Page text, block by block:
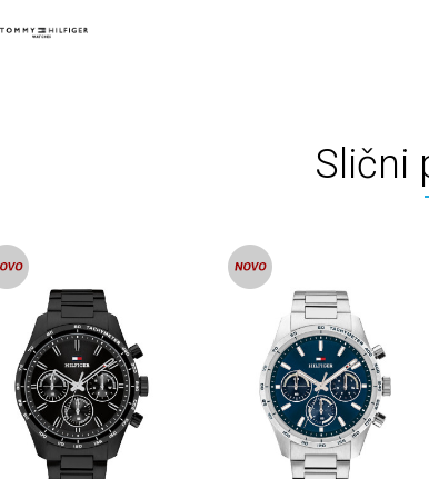
Slični